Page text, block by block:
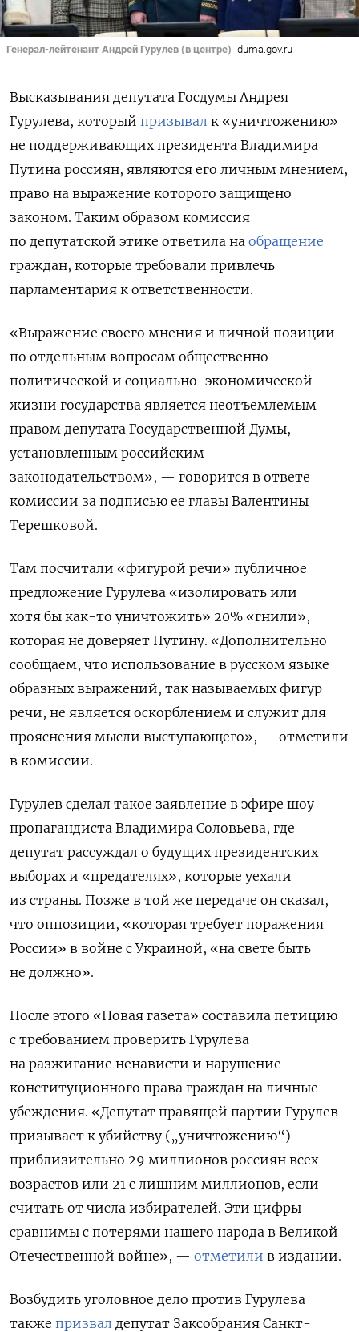
Генерал-лейтенант Андрей Гурулев (в центре) duma.gov.ru
Высказывания депутата Госдумы Андрея
Гурулева, который призывал к «уничтожению»
не поддерживающих президента Владимира
Путина россиян, являются его личным мнением,
право на выражение которого защищено
законом. Таким образом комиссия
по депутатской этике ответила на обращение
граждан, которые требовали привлечь
парламентария к ответственности.
«Выражение своего мнения и личной позиции
по отдельным вопросам общественно-
политической и социально-экономической
жизни государства является неотъемлемым
правом депутата Государственной Думы,
установленным российским
законодательством», — говорится в ответе
комиссии за подписью ее главы Валентины
Терешковой.
Там посчитали «фигурой речи» публичное
предложение Гурулева «изолировать или
хотя бы как-то уничтожить» 20% «гнили»,
которая не доверяет Путину. «Дополнительно
сообщаем, что использование в русском языке
образных выражений, так называемых фигур
речи, не является оскорблением и служит для
прояснения мысли выступающего», — отметили
в комиссии.
Гурулев сделал такое заявление в эфире шоу
пропагандиста Владимира Соловьева, где
депутат рассуждал о будущих президентских
выборах и «предателях», которые уехали
из страны. Позже в той же передаче он сказал,
что оппозиции, «которая требует поражения
России» в войне с Украиной, «на свете быть
не должно».
После этого «Новая газета» составила петицию
с требованием проверить Гурулева
на разжигание ненависти и нарушение
конституционного права граждан на личные
убеждения. «Депутат правящей партии Гурулев
призывает к убийству („уничтожению“)
приблизительно 29 миллионов россиян всех
возрастов или 21 с лишним миллионов, если
считать от числа избирателей. Эти цифры
сравнимы с потерями нашего народа в Великой
Отечественной войне», — отметили в издании.
Возбудить уголовное дело против Гурулева
также призвал депутат Заксобрания Санкт-